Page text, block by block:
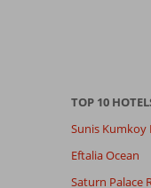
TOP 10
Sunis Kumkoy
Eftalia Ocean
Saturn Palace